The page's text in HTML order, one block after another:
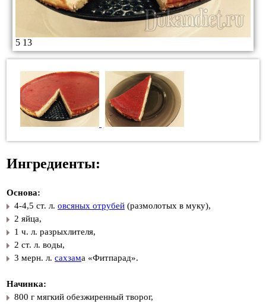
5 13
Ингредиенты:
Основа:
4-4,5 ст. л. овсяных отрубей (размолотых в муку),
2 яйца,
1 ч. л. разрыхлителя,
2 ст. л. воды,
3 мерн. л. сахзама «Фитпарад».
Начинка:
800 г мягкий обезжиренный творог,